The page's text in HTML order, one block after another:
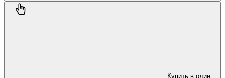
Купить в один